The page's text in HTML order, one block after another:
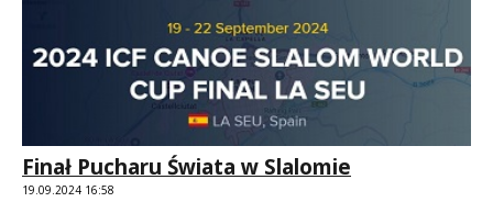
Finał Pucharu Świata w Slalomie
19.09.2024 16:58